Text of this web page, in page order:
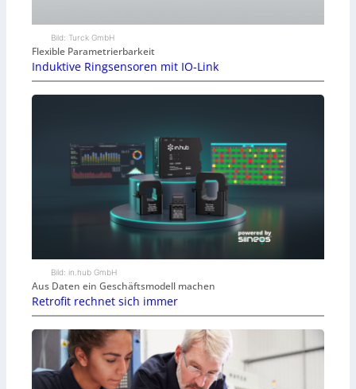
Bild: Turck GmbH
Flexible Parametrierbarkeit
Induktive Ringsensoren mit IO-Link
Bild: in.hub GmbH
Aus Daten ein Geschäftsmodell machen
Retrofit rechnet sich immer